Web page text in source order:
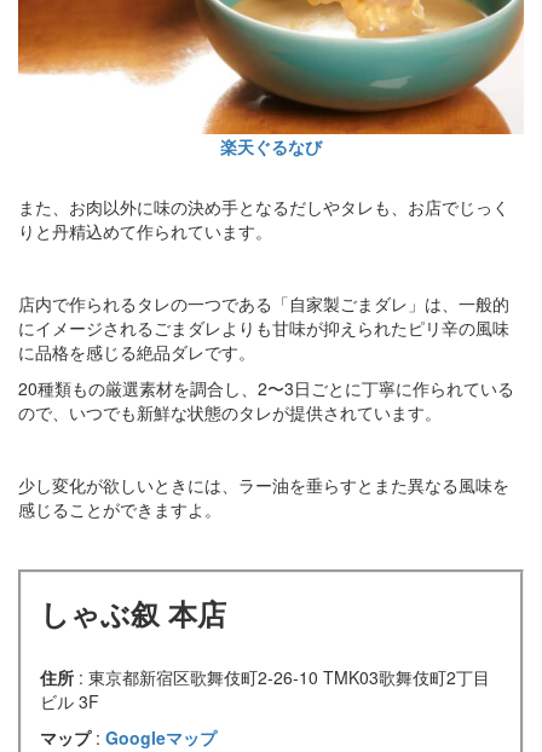
楽天ぐるなび
また、お肉以外に味の決め手となるだしやタレも、お店でじっく
りと丹精込めて作られています。
店内で作られるタレの一つである「自家製ごまダレ」は、一般的
にイメージされるごまダレよりも甘味が抑えられたピリ辛の風味
に品格を感じる絶品ダレです。
20種類もの厳選素材を調合し、2〜3日ごとに丁寧に作られている
ので、いつでも新鮮な状態のタレが提供されています。
少し変化が欲しいときには、ラー油を垂らすとまた異なる風味を
感じることができますよ。
しゃぶ叙 本店
住所 : 東京都新宿区歌舞伎町2-26-10 TMK03歌舞伎町2丁目
ビル 3F
マップ : Googleマップ